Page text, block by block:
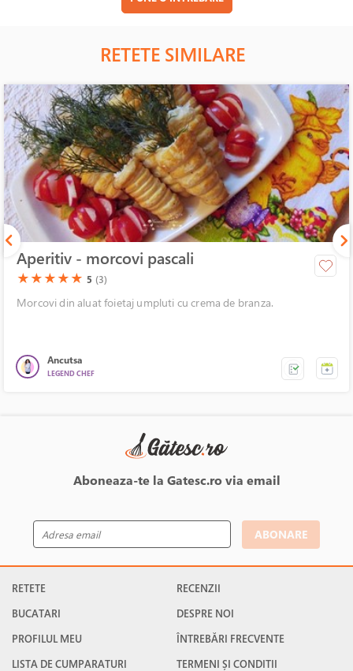
RETETE SIMILARE
Aperitiv - morcovi pascali
(*)
★(*)
★(*)
★(*)
★(*)
★ 5 (3)
Morcovi din aluat foietaj umpluti cu crema de branza.
Ancutsa
LEGEND CHEF
Aboneaza-te la Gatesc.ro via email
ABONARE
RETETE
BUCATARI
PROFILUL MEU
LISTA DE CUMPARATURI
RECENZII
DESPRE NOI
ÎNTREBĂRI FRECVENTE
TERMENI ȘI CONDITII